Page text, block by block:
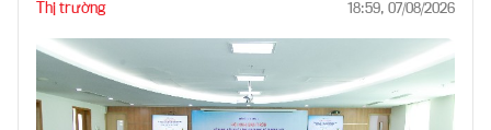
Thị trường 18:59, 07/08/2026